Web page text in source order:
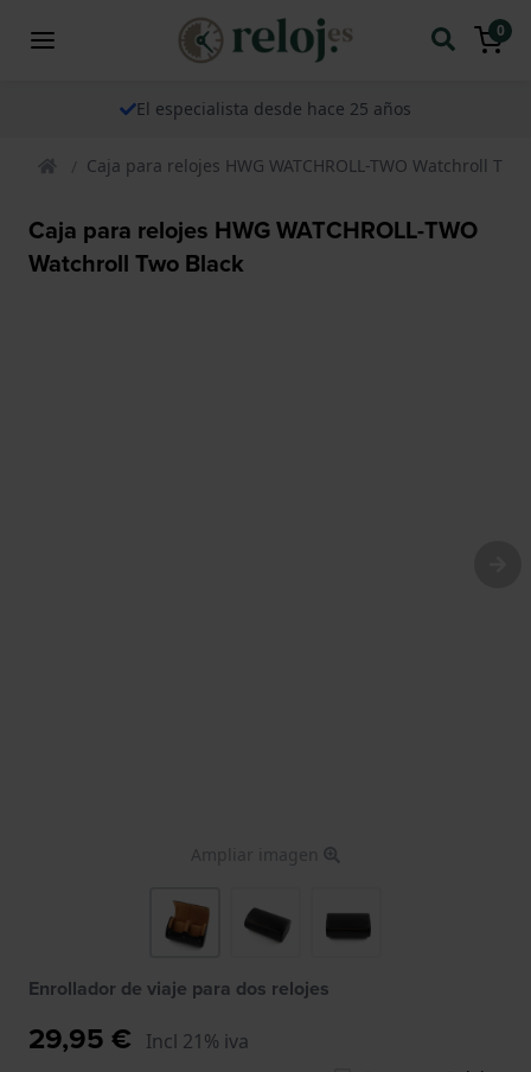
0
El especialista desde hace 25 años
Caja para relojes HWG WATCHROLL-TWO Watchroll Two
Caja para relojes HWG WATCHROLL-TWO
Watchroll Two Black
Ampliar imagen
Enrollador de viaje para dos relojes
29,95 € Incl 21% iva